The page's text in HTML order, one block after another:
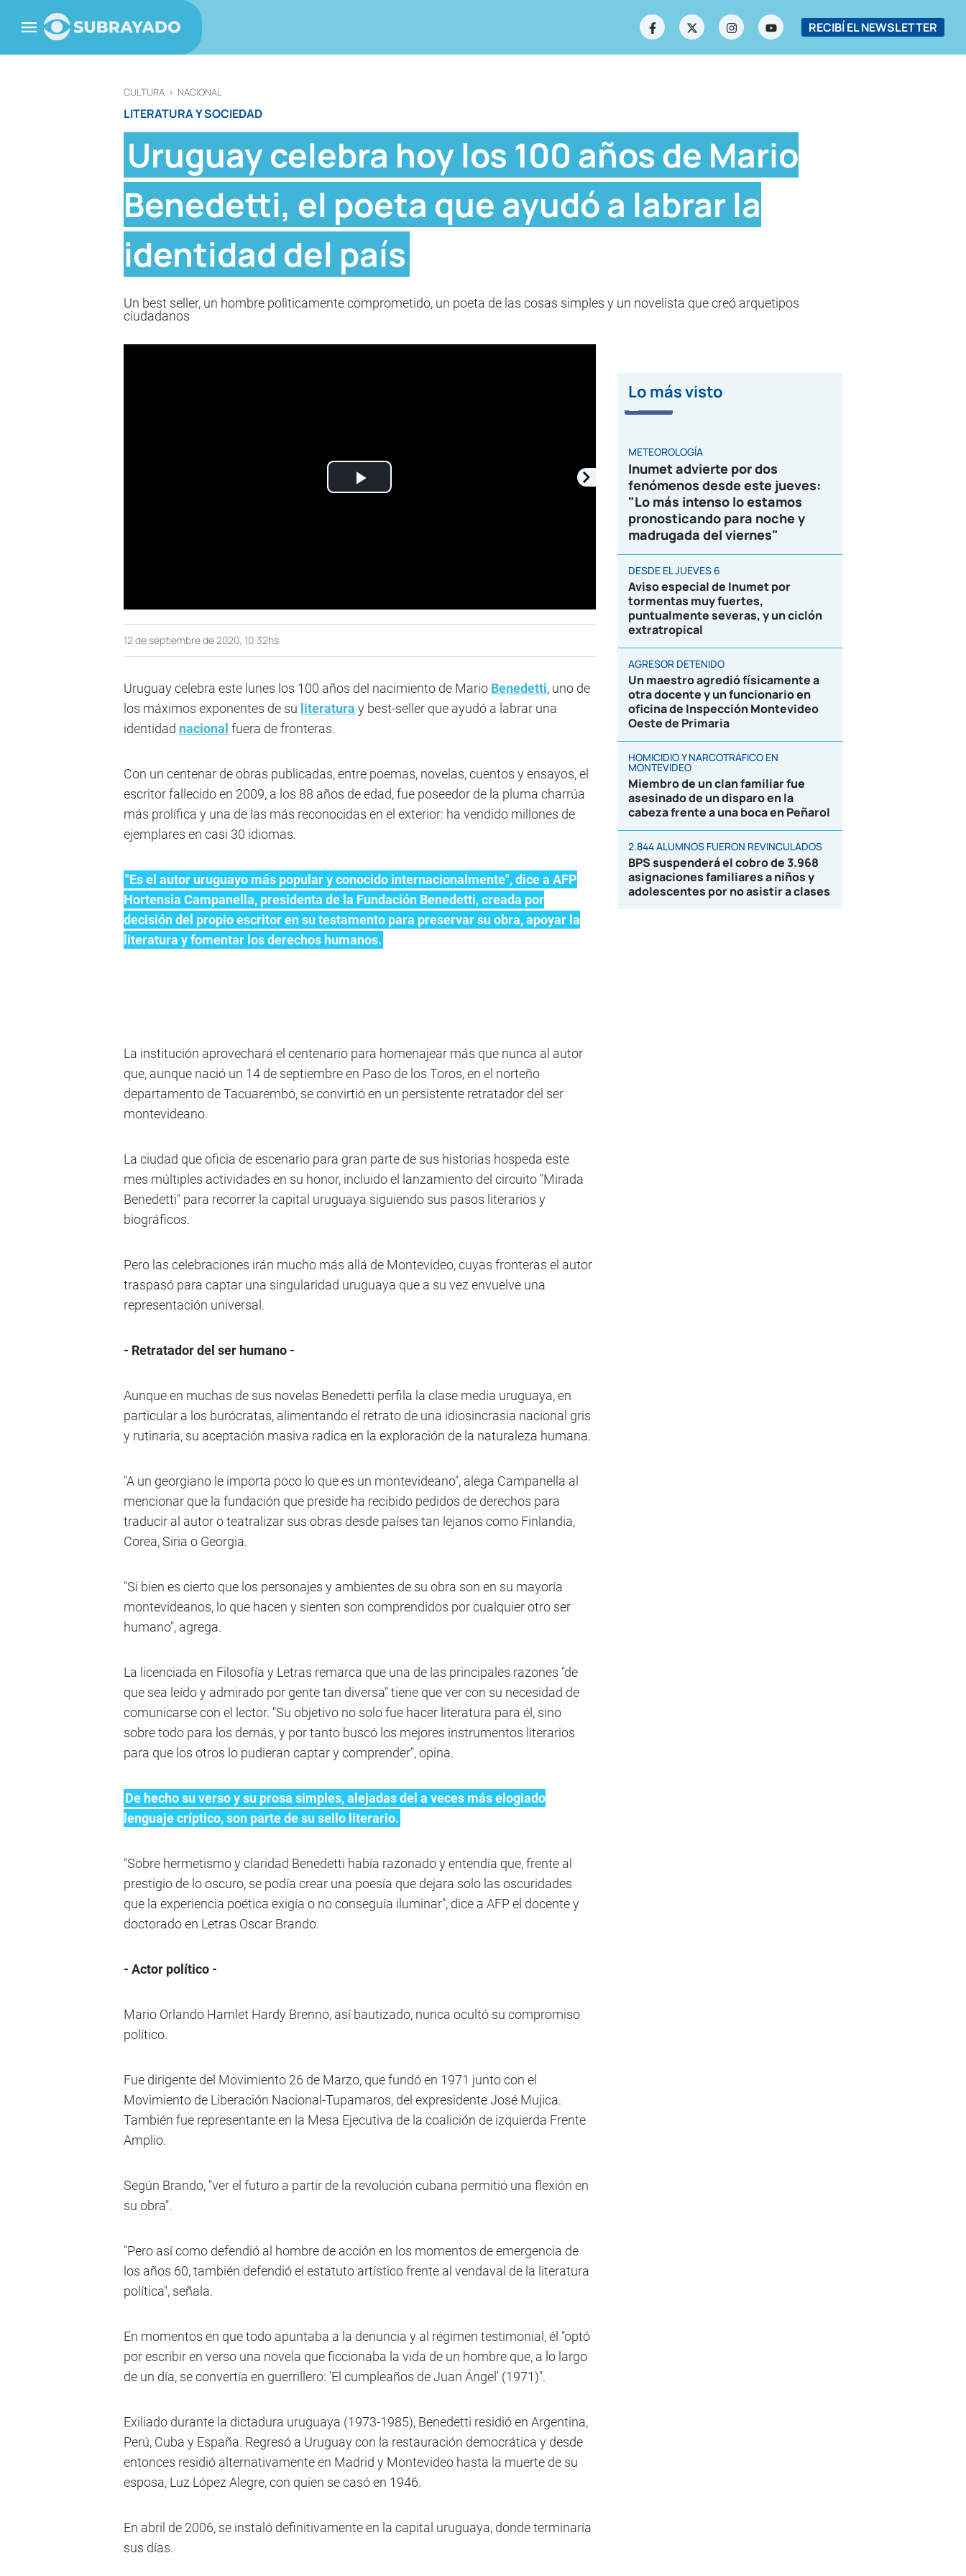
RECIBÍ EL NEWSLETTER
CULTURA > NACIONAL
LITERATURA Y SOCIEDAD
Uruguay celebra hoy los 100 años de Mario
Benedetti, el poeta que ayudó a labrar la
identidad del país
Un best seller, un hombre polìticamente comprometido, un poeta de las cosas simples y un novelista que creó arquetipos
ciudadanos
Play
12 de septiembre de 2020, 10:32hs
Uruguay celebra este lunes los 100 años del nacimiento de Mario Benedetti, uno de
los máximos exponentes de su literatura y best-seller que ayudó a labrar una
identidad nacional fuera de fronteras.
Con un centenar de obras publicadas, entre poemas, novelas, cuentos y ensayos, el
escritor fallecido en 2009, a los 88 años de edad, fue poseedor de la pluma charrúa
más prolífica y una de las más reconocidas en el exterior: ha vendido millones de
ejemplares en casi 30 idiomas.
"Es el autor uruguayo más popular y conocido internacionalmente", dice a AFP
Hortensia Campanella, presidenta de la Fundación Benedetti, creada por
decisión del propio escritor en su testamento para preservar su obra, apoyar la
literatura y fomentar los derechos humanos.
La institución aprovechará el centenario para homenajear más que nunca al autor
que, aunque nació un 14 de septiembre en Paso de los Toros, en el norteño
departamento de Tacuarembó, se convirtió en un persistente retratador del ser
montevideano.
La ciudad que oficia de escenario para gran parte de sus historias hospeda este
mes múltiples actividades en su honor, incluido el lanzamiento del circuito "Mirada
Benedetti" para recorrer la capital uruguaya siguiendo sus pasos literarios y
biográficos.
Pero las celebraciones irán mucho más allá de Montevideo, cuyas fronteras el autor
traspasó para captar una singularidad uruguaya que a su vez envuelve una
representación universal.
- Retratador del ser humano -
Aunque en muchas de sus novelas Benedetti perfila la clase media uruguaya, en
particular a los burócratas, alimentando el retrato de una idiosincrasia nacional gris
y rutinaria, su aceptación masiva radica en la exploración de la naturaleza humana.
"A un georgiano le importa poco lo que es un montevideano", alega Campanella al
mencionar que la fundación que preside ha recibido pedidos de derechos para
traducir al autor o teatralizar sus obras desde países tan lejanos como Finlandia,
Corea, Siria o Georgia.
"Si bien es cierto que los personajes y ambientes de su obra son en su mayoría
montevideanos, lo que hacen y sienten son comprendidos por cualquier otro ser
humano", agrega.
La licenciada en Filosofía y Letras remarca que una de las principales razones "de
que sea leído y admirado por gente tan diversa" tiene que ver con su necesidad de
comunicarse con el lector. "Su objetivo no solo fue hacer literatura para él, sino
sobre todo para los demás, y por tanto buscó los mejores instrumentos literarios
para que los otros lo pudieran captar y comprender", opina.
De hecho su verso y su prosa simples, alejadas del a veces más elogiado
lenguaje críptico, son parte de su sello literario.
"Sobre hermetismo y claridad Benedetti había razonado y entendía que, frente al
prestigio de lo oscuro, se podía crear una poesía que dejara solo las oscuridades
que la experiencia poética exigía o no conseguía iluminar", dice a AFP el docente y
doctorado en Letras Oscar Brando.
- Actor político -
Mario Orlando Hamlet Hardy Brenno, así bautizado, nunca ocultó su compromiso
político.
Fue dirigente del Movimiento 26 de Marzo, que fundó en 1971 junto con el
Movimiento de Liberación Nacional-Tupamaros, del expresidente José Mujica.
También fue representante en la Mesa Ejecutiva de la coalición de izquierda Frente
Amplio.
Según Brando, "ver el futuro a partir de la revolución cubana permitió una flexión en
su obra".
"Pero así como defendió al hombre de acción en los momentos de emergencia de
los años 60, también defendió el estatuto artístico frente al vendaval de la literatura
política", señala.
En momentos en que todo apuntaba a la denuncia y al régimen testimonial, él "optó
por escribir en verso una novela que ficcionaba la vida de un hombre que, a lo largo
de un día, se convertía en guerrillero: 'El cumpleaños de Juan Ángel' (1971)".
Exiliado durante la dictadura uruguaya (1973-1985), Benedetti residió en Argentina,
Perú, Cuba y España. Regresó a Uruguay con la restauración democrática y desde
entonces residió alternativamente en Madrid y Montevideo hasta la muerte de su
esposa, Luz López Alegre, con quien se casó en 1946.
En abril de 2006, se instaló definitivamente en la capital uruguaya, donde terminaría
sus días.
Lo más visto
METEOROLOGÍA
Inumet advierte por dos
fenómenos desde este jueves:
"Lo más intenso lo estamos
pronosticando para noche y
madrugada del viernes"
DESDE EL JUEVES 6
Aviso especial de Inumet por
tormentas muy fuertes,
puntualmente severas, y un ciclón
extratropical
AGRESOR DETENIDO
Un maestro agredió físicamente a
otra docente y un funcionario en
oficina de Inspección Montevideo
Oeste de Primaria
HOMICIDIO Y NARCOTRÁFICO EN
MONTEVIDEO
Miembro de un clan familiar fue
asesinado de un disparo en la
cabeza frente a una boca en Peñarol
2.844 ALUMNOS FUERON REVINCULADOS
BPS suspenderá el cobro de 3.968
asignaciones familiares a niños y
adolescentes por no asistir a clases